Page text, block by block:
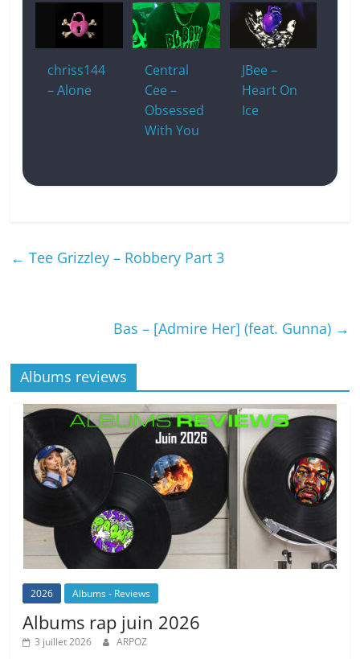
chriss144
– Alone
Central
Cee –
Obsessed
With You
JBee –
Heart On
Ice
← Tee Grizzley – Robbery Part 3
Bas – [Admire Her] (feat. Gunna) →
Albums reviews
2026 Albums - Reviews
Albums rap juin 2026
3 juillet 2026 ARPOZ